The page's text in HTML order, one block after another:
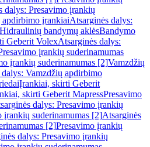
dalys: Presavimo įrankių
apdirbimo įrankiaiAtsarginės dalys:
Hidraulinių bandymų aklėsBandymo
Geberit VolexAtsarginės dalys:
įrankių suderinamumas
įrankių suderinamumas [2]Vamzdžių
dalys: Vamzdžių apdirbimo
Įrankiai, skirti Geberit
skirti Geberit MapressPresavimo
dalys: Presavimo įrankių
įrankių suderinamumas [2]Atsarginės
[2]Presavimo įrankių
dalys: Presavimo įrankių